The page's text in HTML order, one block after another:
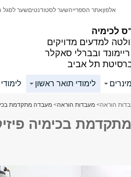
לכימיה
למדעים מדויקים
ובברלי סאקלר
תל אביב
אלפוןאתר הספרייהשער לסטודנטיםשער לסגל
לימודי תואר ראשון
הוראה> מעבדות הוראה> מעבדה מתקדמת
בכימיה